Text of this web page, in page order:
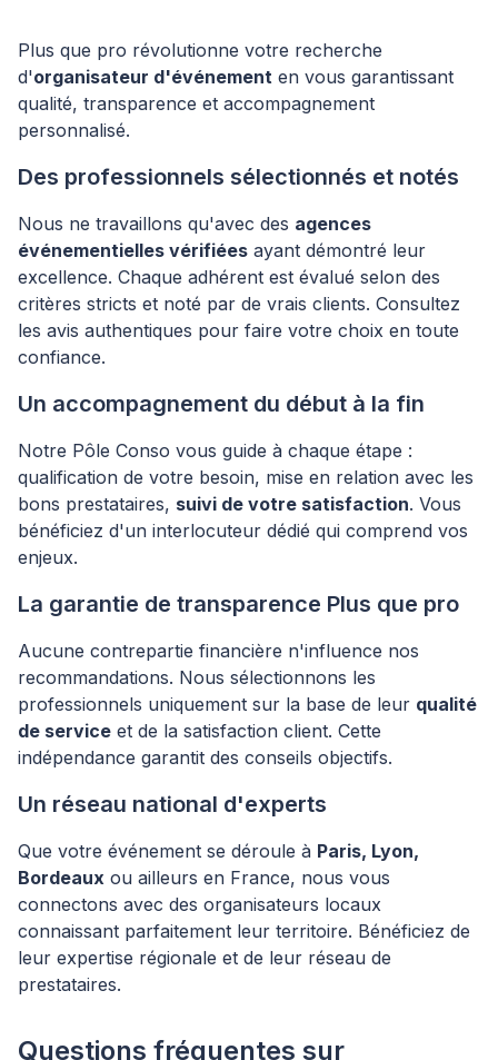
Plus que pro révolutionne votre recherche
d'organisateur d'événement en vous garantissant
qualité, transparence et accompagnement
personnalisé.
Des professionnels sélectionnés et notés
Nous ne travaillons qu'avec des agences
événementielles vérifiées ayant démontré leur
excellence. Chaque adhérent est évalué selon des
critères stricts et noté par de vrais clients. Consultez
les avis authentiques pour faire votre choix en toute
confiance.
Un accompagnement du début à la fin
Notre Pôle Conso vous guide à chaque étape :
qualification de votre besoin, mise en relation avec les
bons prestataires, suivi de votre satisfaction. Vous
bénéficiez d'un interlocuteur dédié qui comprend vos
enjeux.
La garantie de transparence Plus que pro
Aucune contrepartie financière n'influence nos
recommandations. Nous sélectionnons les
professionnels uniquement sur la base de leur qualité
de service et de la satisfaction client. Cette
indépendance garantit des conseils objectifs.
Un réseau national d'experts
Que votre événement se déroule à Paris, Lyon,
Bordeaux ou ailleurs en France, nous vous
connectons avec des organisateurs locaux
connaissant parfaitement leur territoire. Bénéficiez de
leur expertise régionale et de leur réseau de
prestataires.
Questions fréquentes sur